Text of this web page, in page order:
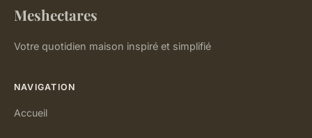
Meshectares
Votre quotidien maison inspiré et simplifié
NAVIGATION
Accueil